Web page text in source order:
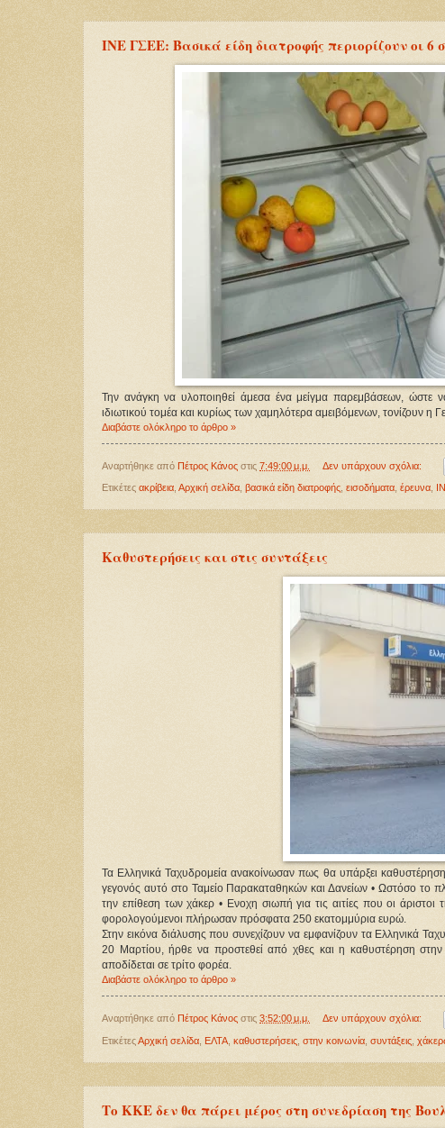
INE ΓΣΕΕ: Βασικά είδη διατροφής περιορίζουν οι 6
Την ανάγκη να υλοποιηθεί άμεσα ένα μείγμα παρεμβάσεων, ώστε
ιδιωτικού τομέα και κυρίως των χαμηλότερα αμειβόμενων, τονίζουν
Διαβάστε ολόκληρο το άρθρο »
Αναρτήθηκε από Πέτρος Κάνος στις 7:49:00 μ.μ. Δεν υπάρχουν σχόλια:
Ετικέτες ακρίβεια Αρχική σελίδα βασικά είδη διατροφής εισοδήματα έρευνα
Καθυστερήσεις και στις συντάξεις
Τα Ελληνικά Ταχυδρομεία ανακοίνωσαν πως θα υπάρξει
γεγονός αυτό στο Ταμείο Παρακαταθηκών και Δανείων • Ωστόσο το
την επίθεση των χάκερ • Ενοχη σιωπή για τις αιτίες που οι
φορολογούμενοι πλήρωσαν πρόσφατα 250 εκατομμύρια ευρώ.
Στην εικόνα διάλυσης που συνεχίζουν να εμφανίζουν τα Ελληνικά
20 Μαρτίου, ήρθε να προστεθεί από χθες και η καθυστέρηση
αποδίδεται σε τρίτο φορέα.
Διαβάστε ολόκληρο το άρθρο »
Αναρτήθηκε από Πέτρος Κάνος στις 3:52:00 μ.μ. Δεν υπάρχουν σχόλια:
ΕτικέτεςΑρχική σελίδα ΕΛΤΑ καθυστερήσεις στην κοινωνία συντάξεις
Το ΚΚΕ δεν θα πάρει μέρος στη συνεδρίαση της